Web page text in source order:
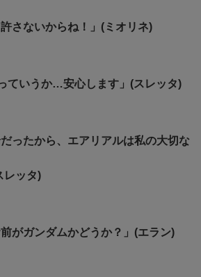
さないからね！」(ミオリネ)
ていうか…安心します」(スレッタ)
だったから、エアリアルは私の大切な
レッタ)
前がガンダムかどうか？」(エラン)